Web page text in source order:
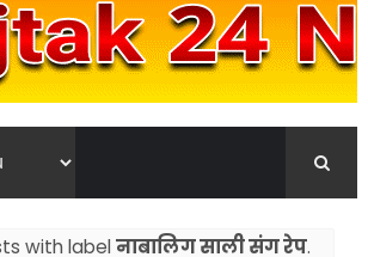
with labelनाबालिग साली संग रेप.